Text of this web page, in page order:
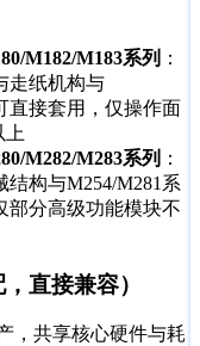
M182/M183系列 ：
走纸机构与
直接套用，仅操作面
上
M282/M283系列 ：
构与M254/M281系
部分高级功能模块不
直接兼容）
，共享核心硬件与耗